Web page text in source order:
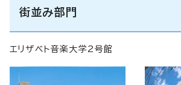
街並み部門
エリザベト音楽大学2号館